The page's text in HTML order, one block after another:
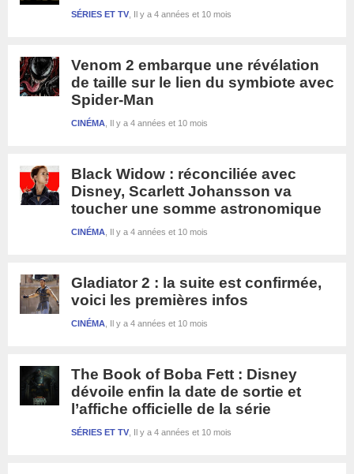
Il y a 4 années et 10 mois
SÉRIES ET TV
Venom 2 embarque une révélation
de taille sur le lien du symbiote avec
Spider-Man
Il y a 4 années et 10 mois
CINÉMA
Black Widow : réconciliée avec
Disney, Scarlett Johansson va
toucher une somme astronomique
Il y a 4 années et 10 mois
CINÉMA
Gladiator 2 : la suite est confirmée,
voici les premières infos
Il y a 4 années et 10 mois
CINÉMA
The Book of Boba Fett : Disney
dévoile enfin la date de sortie et
l’affiche officielle de la série
Il y a 4 années et 10 mois
SÉRIES ET TV